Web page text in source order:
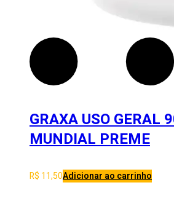
GRAXA USO GERAL
MUNDIAL PREME
R$ 11,50Adicionar ao carrinho